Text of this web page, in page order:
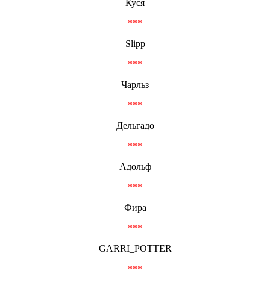
Куся
***
Slipp
***
Чарльз
***
Дельгадо
***
Адольф
***
Фира
***
GARRI_POTTER
***